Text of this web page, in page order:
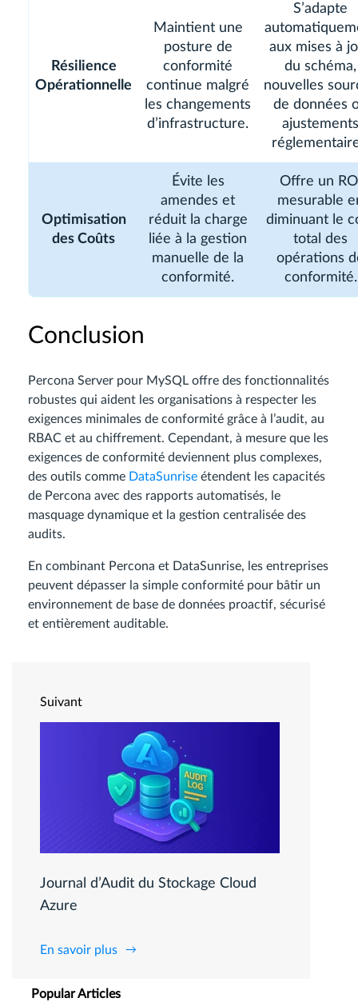
Résilience
Opérationnelle
Maintient une
posture de
conformité
continue malgré
les changements
d’infrastructure.
S’adapte
aux mises à
du schéma,
nouvelles
de données
ajustements
Optimisation
des Coûts
Évite les
amendes et
réduit la charge
liée à la gestion
manuelle de la
conformité.
Offre un
mesurable
diminuant le
total des
opérations
conformité.
Conclusion
Percona Server pour MySQL offre des fonctionnalités
robustes qui aident les organisations à respecter les
exigences minimales de conformité grâce à l’audit, au
RBAC et au chiffrement. Cependant, à mesure que les
exigences de conformité deviennent plus complexes,
des outils comme DataSunrise étendent les capacités
de Percona avec des rapports automatisés, le
masquage dynamique et la gestion centralisée des
audits.
En combinant Percona et DataSunrise, les entreprises
peuvent dépasser la simple conformité pour bâtir un
environnement de base de données proactif, sécurisé
et entièrement auditable.
Suivant
Journal d’Audit du Stockage Cloud
Azure
En savoir plus
Popular Articles